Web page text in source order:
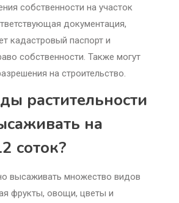
собственности на участок
документация,
кадастровый паспорт и
собственности. Также могут
на строительство.
растительности
на
соток?
высаживать множество видов
фрукты, овощи, цветы и